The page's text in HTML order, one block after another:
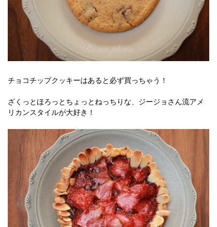
チョコチップクッキーはあると必ず買っちゃう！
ざくっとほろっとちょっとねっちりな、ジージョさん流アメ
リカンスタイルが大好き！